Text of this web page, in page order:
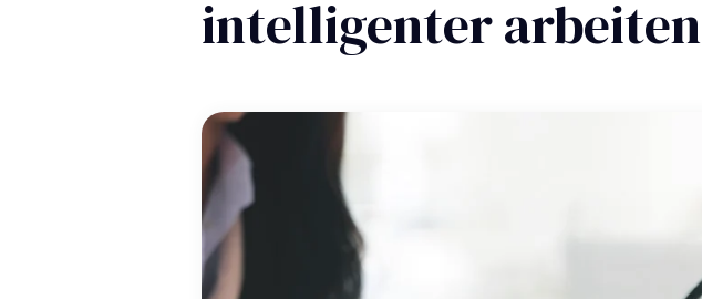
intelligenter arbeiten